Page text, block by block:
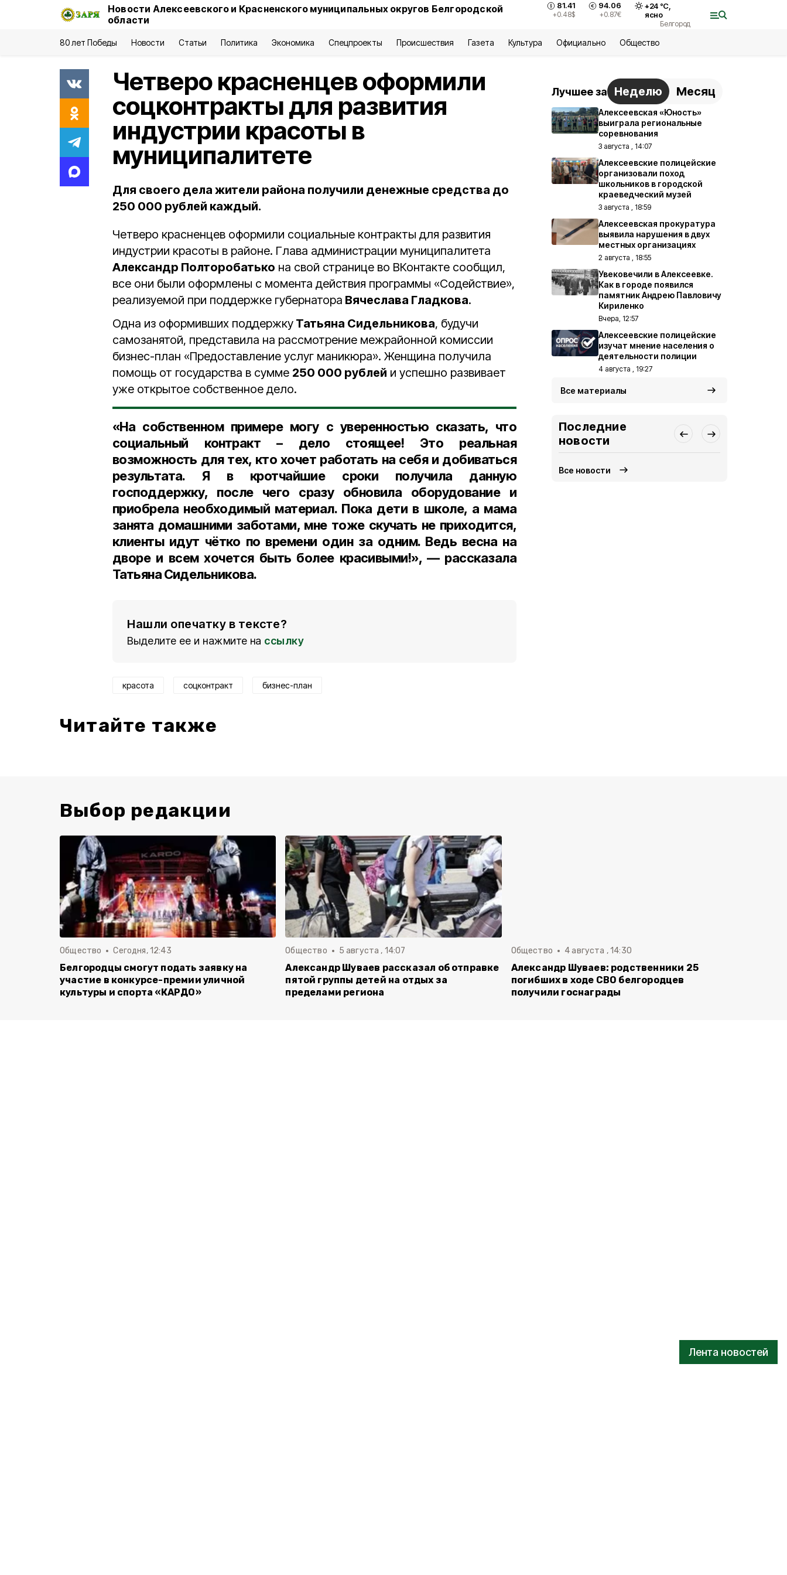
Новости Алексеевского и Красненского муниципальных округов Белгородской
области
81.41
+0.48$
94.06
+0.87€
+24°С,
ясно
Белгород
80 лет Победы Новости Статьи Политика Экономика Спецпроекты Происшествия Газета Культура Официально Общество
Лента новостей
Четверо красненцев оформили
соцконтракты для развития
индустрии красоты в
муниципалитете
Для своего дела жители района получили денежные средства до
250 000 рублей каждый.
Четверо красненцев оформили социальные контракты для развития
индустрии красоты в районе. Глава администрации муниципалитета
Александр Полторобатько на свой странице во ВКонтакте сообщил,
все они были оформлены с момента действия программы «Содействие»,
реализуемой при поддержке губернатора Вячеслава Гладкова.
Одна из оформивших поддержку Татьяна Сидельникова, будучи
самозанятой, представила на рассмотрение межрайонной комиссии
бизнес-план «Предоставление услуг маникюра». Женщина получила
помощь от государства в сумме 250 000 рублей и успешно развивает
уже открытое собственное дело.
«На собственном примере могу с уверенностью сказать, что
социальный контракт – дело стоящее! Это реальная
возможность для тех, кто хочет работать на себя и добиваться
результата. Я в кротчайшие сроки получила данную
господдержку, после чего сразу обновила оборудование и
приобрела необходимый материал. Пока дети в школе, а мама
занята домашними заботами, мне тоже скучать не приходится,
клиенты идут чётко по времени один за одним. Ведь весна на
дворе и всем хочется быть более красивыми!», — рассказала
Татьяна Сидельникова.
Нашли опечатку в тексте?
Выделите ее и нажмите на ссылку
красота соцконтракт бизнес-план
Читайте также
Лучшее за Неделю Месяц
Алексеевская «Юность»
выиграла региональные
соревнования
3 августа , 14:07
Алексеевские полицейские
организовали поход
школьников в городской
краеведческий музей
3 августа , 18:59
Алексеевская прокуратура
выявила нарушения в двух
местных организациях
2 августа , 18:55
Увековечили в Алексеевке.
Как в городе появился
памятник Андрею Павловичу
Кириленко
Вчера, 12:57
Алексеевские полицейские
изучат мнение населения о
деятельности полиции
4 августа , 19:27
Все материалы
Последние
новости
Все новости
Выбор редакции
Общество Сегодня, 12:43
Белгородцы смогут подать заявку на
участие в конкурсе-премии уличной
культуры и спорта «КАРДО»
Общество 5 августа , 14:07
Александр Шуваев рассказал об отправке
пятой группы детей на отдых за
пределами региона
Общество 4 августа , 14:30
Александр Шуваев: родственники 25
погибших в ходе СВО белгородцев
получили госнаграды